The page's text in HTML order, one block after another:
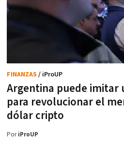
Argentina puede imitar
para revolucionar el
dólar cripto
FINANZAS / iProUP
PoriProUP